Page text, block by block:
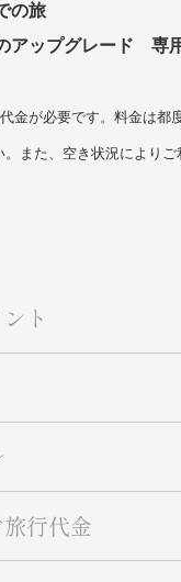
の旅
アップグレード 専
金が必要です。料金は都
。また、空き状況により
ト
行代金